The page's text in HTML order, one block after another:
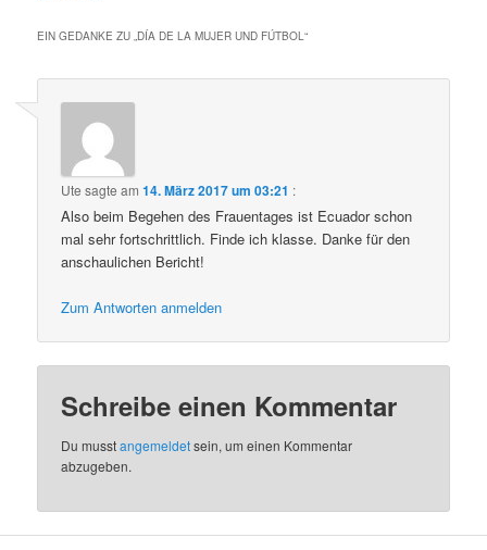
EIN GEDANKE ZU „ DÍA DE LA MUJER UND FÚTBOL“
Ute sagte am14. März 2017 um 03:21 :
Also beim Begehen des Frauentages ist Ecuador schon
mal sehr fortschrittlich. Finde ich klasse. Danke für den
anschaulichen Bericht!
Zum Antworten anmelden
Schreibe einen Kommentar
Du musstangemeldetsein, um einen Kommentar
abzugeben.